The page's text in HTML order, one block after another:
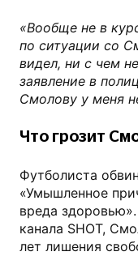
«Вообще не в
по ситуации со
видел, ни с чем
заявление в
Смолову у меня
Что грозит
Футболиста
«Умышленное
вреда
канала SHOT,
лет лишения